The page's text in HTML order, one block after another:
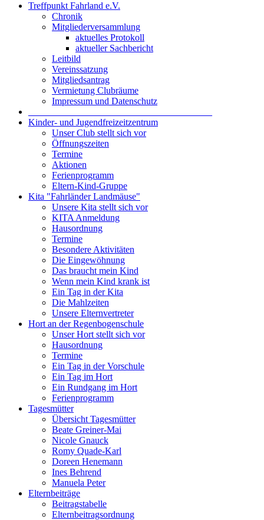
Treffpunkt Fahrland e.V.
Chronik
Mitgliederversammlung
aktuelles Protokoll
aktueller Sachbericht
Leitbild
Vereinssatzung
Mitgliedsantrag
Vermietung Clubräume
Impressum und Datenschutz
Kinder- und Jugendfreizeitzentrum
Unser Club stellt sich vor
Öffnungszeiten
Termine
Aktionen
Ferienprogramm
Eltern-Kind-Gruppe
Kita "Fahrländer Landmäuse"
Unsere Kita stellt sich vor
KITA Anmeldung
Hausordnung
Termine
Besondere Aktivitäten
Die Eingewöhnung
Das braucht mein Kind
Wenn mein Kind krank ist
Ein Tag in der Kita
Die Mahlzeiten
Unsere Elternvertreter
Hort an der Regenbogenschule
Unser Hort stellt sich vor
Hausordnung
Termine
Ein Tag in der Vorschule
Ein Tag im Hort
Ein Rundgang im Hort
Ferienprogramm
Tagesmütter
Übersicht Tagesmütter
Beate Greiner-Mai
Nicole Gnauck
Romy Quade-Karl
Doreen Henemann
Ines Behrend
Manuela Peter
Elternbeiträge
Beitragstabelle
Elternbeitragsordnung